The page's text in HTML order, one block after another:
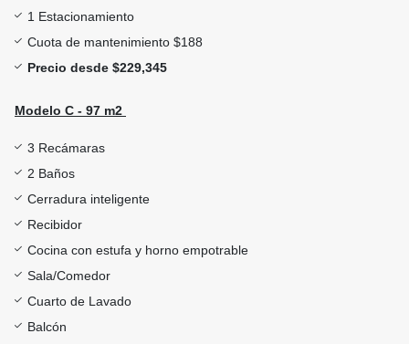
1 Estacionamiento
Cuota de mantenimiento $188
Precio desde $229,345
Modelo C - 97 m2
3 Recámaras
2 Baños
Cerradura inteligente
Recibidor
Cocina con estufa y horno empotrable
Sala/Comedor
Cuarto de Lavado
Balcón